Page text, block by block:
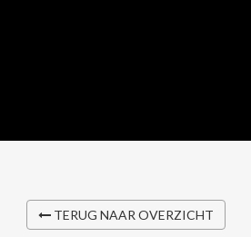
TERUG NAAR OVERZICHT